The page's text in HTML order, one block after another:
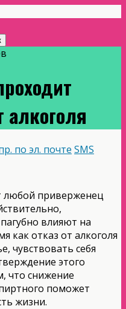
алкоголя
по эл. почте SMS
любой приверженец
влияют на
как отказ от алкоголя
чувствовать себя
этого
что снижение
поможет
жизни.